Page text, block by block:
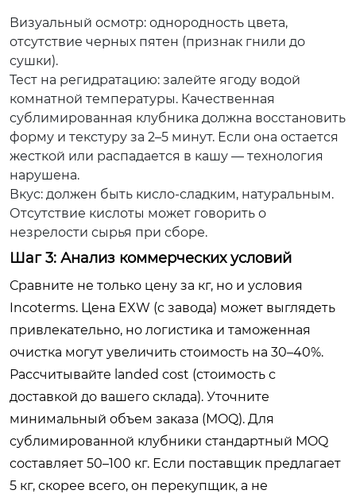
Визуальный осмотр: однородность цвета,
отсутствие черных пятен (признак гнили до
сушки).
Тест на регидратацию: залейте ягоду водой
комнатной температуры. Качественная
сублимированная клубника должна восстановить
форму и текстуру за 2–5 минут. Если она остается
жесткой или распадается в кашу — технология
нарушена.
Вкус: должен быть кисло-сладким, натуральным.
Отсутствие кислоты может говорить о
незрелости сырья при сборе.
Шаг 3: Анализ коммерческих условий
Сравните не только цену за кг, но и условия
Incoterms. Цена EXW (с завода) может выглядеть
привлекательно, но логистика и таможенная
очистка могут увеличить стоимость на 30–40%.
Рассчитывайте landed cost (стоимость с
доставкой до вашего склада). Уточните
минимальный объем заказа (MOQ). Для
сублимированной клубники стандартный MOQ
составляет 50–100 кг. Если поставщик предлагает
5 кг, скорее всего, он перекупщик, а не